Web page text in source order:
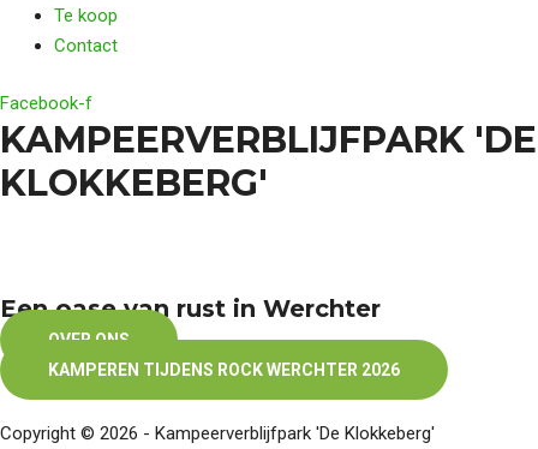
Te koop
Contact
Facebook-f
KAMPEERVERBLIJFPARK 'DE
KLOKKEBERG'
Een oase van rust in Werchter
OVER ONS
KAMPEREN TIJDENS ROCK WERCHTER 2026
Copyright © 2026 - Kampeerverblijfpark 'De Klokkeberg'